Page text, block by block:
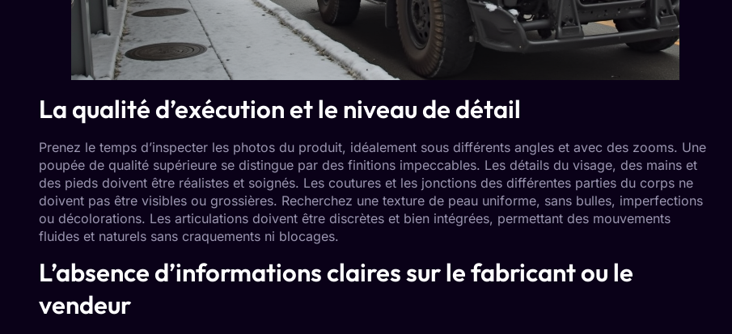
La qualité d’exécution et le niveau de détail
Prenez le temps d’inspecter les photos du produit, idéalement sous différents angles et avec des zooms. Une
poupée de qualité supérieure se distingue par des finitions impeccables. Les détails du visage, des mains et
des pieds doivent être réalistes et soignés. Les coutures et les jonctions des différentes parties du corps ne
doivent pas être visibles ou grossières. Recherchez une texture de peau uniforme, sans bulles, imperfections
ou décolorations. Les articulations doivent être discrètes et bien intégrées, permettant des mouvements
fluides et naturels sans craquements ni blocages.
L’absence d’informations claires sur le fabricant ou le
vendeur